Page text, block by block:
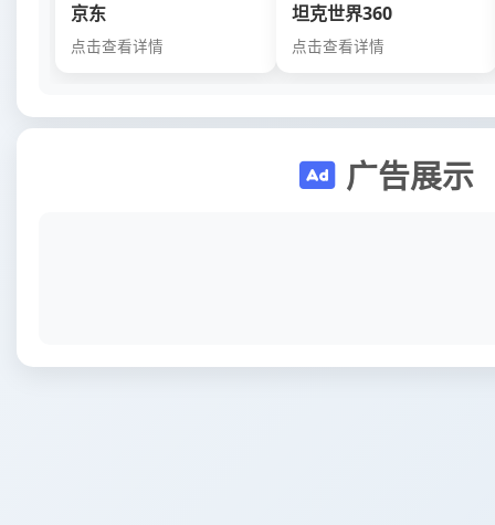
京东
点击查看详情
坦克世界360
点击查看详情
广告展示